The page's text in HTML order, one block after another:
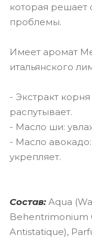
которая
проблемы.
Имеет аромат
итальянского
- Экстракт
распутывает.
- Масло ши:
- Масло
укрепляет.
Состав: Aqua
Behentrimonium
Antistatique),